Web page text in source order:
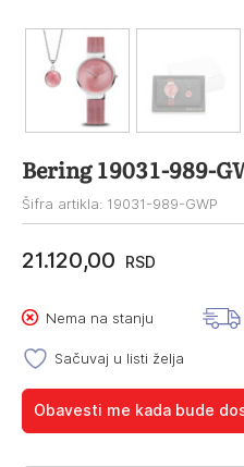
Bering 19031-989-
Šifra artikla: 19031-989-GWP
21.120,00 RSD
Nema na stanju
Sačuvaj u listi želja
Obavesti me kada bude